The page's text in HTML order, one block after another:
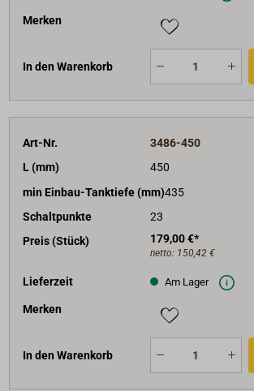
Merken
In den Warenkorb
Art-Nr.
3486-450
L (mm)
450
min Einbau-Tanktiefe (mm)435
Schaltpunkte
23
Preis (Stück)
179,00 €*
netto: 150,42 €
Lieferzeit Am Lager
Merken
In den Warenkorb